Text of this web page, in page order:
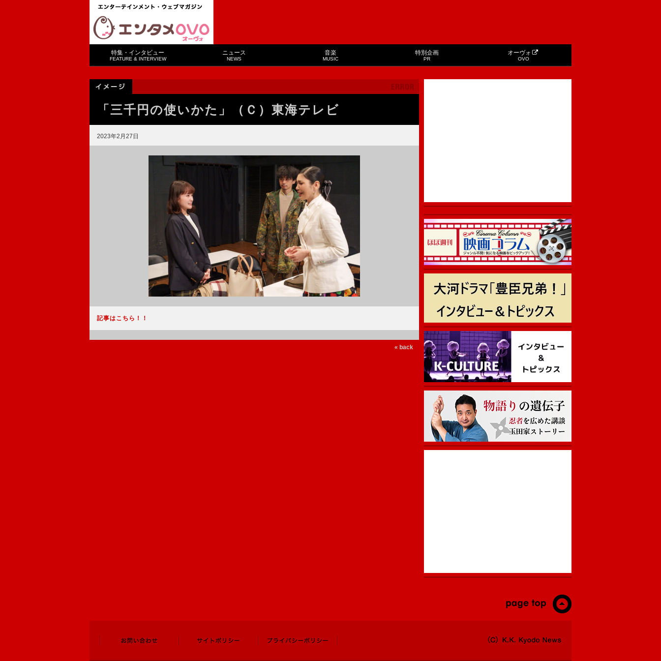
特集・インタビュー
FEATURE & INTERVIEW
ニュース
NEWS
音楽
MUSIC
特別企画
PR
オーヴォ
OVO
「三千円の使いかた」（Ｃ）東海テレビ
2023年2月27日
記事はこちら！！
« back